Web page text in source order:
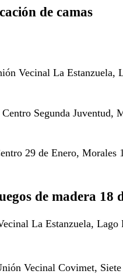
de camas
Vecinal La
Segunda Juventud,
29 de Enero, Morales
de madera 18
La Estanzuela,
Vecinal Covimet,